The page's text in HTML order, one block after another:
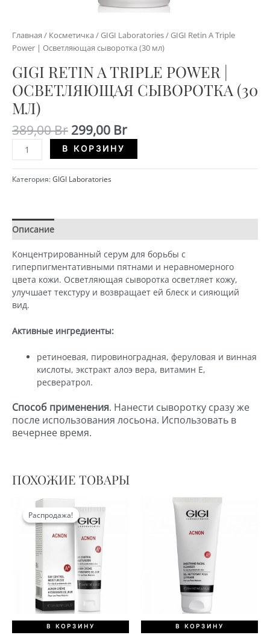
Главная / Косметичка /GIGI Laboratories/ GIGI Retin A Triple
Power | Осветляющая сыворотка (30 мл)
GIGI RETIN A TRIPLE POWER |
ОСВЕТЛЯЮЩАЯ СЫВОРОТКА (30
МЛ)
389,00Br Первоначальная
цена
составляла
389,00 Br.
299,00 BrТекущая
цена:
299,00 Br.
Количество
GIGI
Retin
A
|
Осветляющая
(30
мл)
В КОРЗИНУ
Категория:GIGI Laboratories
Описание
Концентрированный серум для борьбы с
гиперпигментативными пятнами и неравномерного
цвета кожи. Осветляющая сыворотка осветляет кожу,
улучшает текстуру и возвращает ей блеск и сияющий
вид.
Активные ингредиенты:
ретиноевая, пировиноградная, феруловая и винная
кислоты, экстракт алоэ вера, витамин Е,
ресвератрол.
Способ применения. Нанести сыворотку сразу же
после использования лосьона. Использовать в
вечернее время.
ПОХОЖИЕ ТОВАРЫ
Распродажа!
Распродажа!
В КОРЗИНУ В КОРЗИНУ